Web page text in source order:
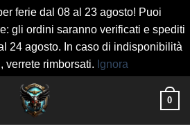
ferie dal 08 al 23 agosto! Puoi
gli ordini saranno verificati e spediti
24 agosto. In caso di indisponibilità
verrete rimborsati. Ignora
0